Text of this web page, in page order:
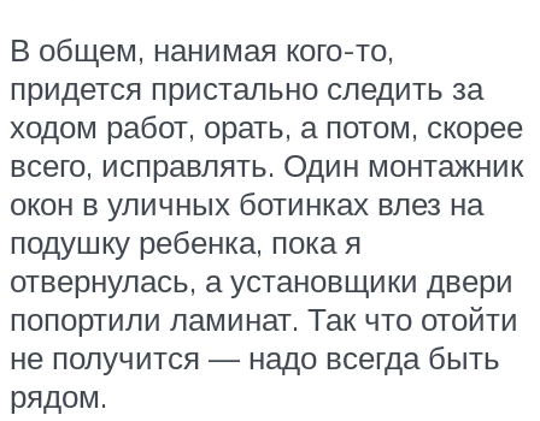
В общем, нанимая кого-то,
придется пристально следить за
ходом работ, орать, а потом, скорее
всего, исправлять. Один монтажник
окон в уличных ботинках влез на
подушку ребенка, пока я
отвернулась, а установщики двери
попортили ламинат. Так что отойти
не получится — надо всегда быть
рядом.